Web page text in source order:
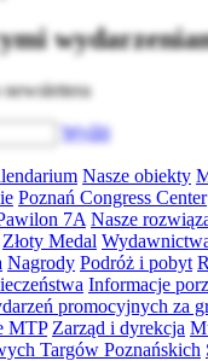
newslettera
Wyślij
Nasze obiekty
Poznań Congress Center
7A Nasze
Złoty Medal
Nagrody Podróż i pobyt
Informacje
promocyjnych za
MTP Zarząd i dyrekcja
Targów Poznańskich